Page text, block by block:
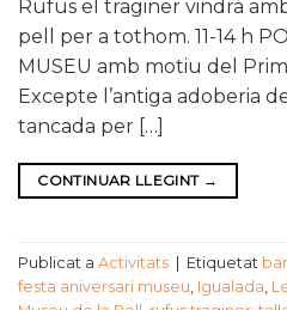
Rufus el traginer vindrà
pell per a tothom. 11-14 h
MUSEU amb motiu del
Excepte l’antiga adoberia
tancada per […]
CONTINUAR LLEGINT →
Publicat a Activitats | Etiquetat
festa aniversari museu Igualada